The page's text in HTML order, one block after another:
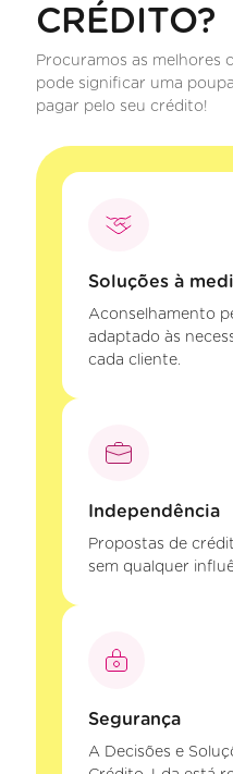
CRÉDITO?
Procuramos as melhores
pode significar uma
pagar pelo seu crédito!
Soluções à
Aconselhamento
adaptado às
cada cliente.
Independência
Propostas de
sem qualquer
Segurança
A Decisões e